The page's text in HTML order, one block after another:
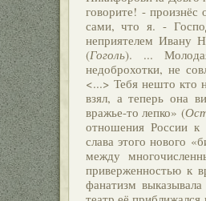
говорите! -
сами, что я. -
неприятелем Ивану
(Гоголь). ...
недоброхотки, не
<...> Тебя нешто кто
взял, а теперь она
вражье-то лепко» (
отношения России к
слава этого нового
между
приверженностью к
фанатизм